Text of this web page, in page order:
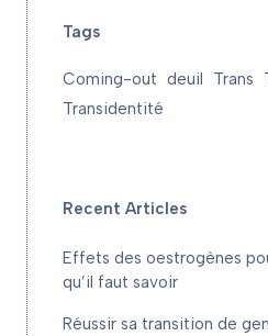
Tags
Coming-out deuil Trans
Transidentité
Recent Articles
Effets des oestrogènes
qu’il faut savoir
Réussir sa transition de